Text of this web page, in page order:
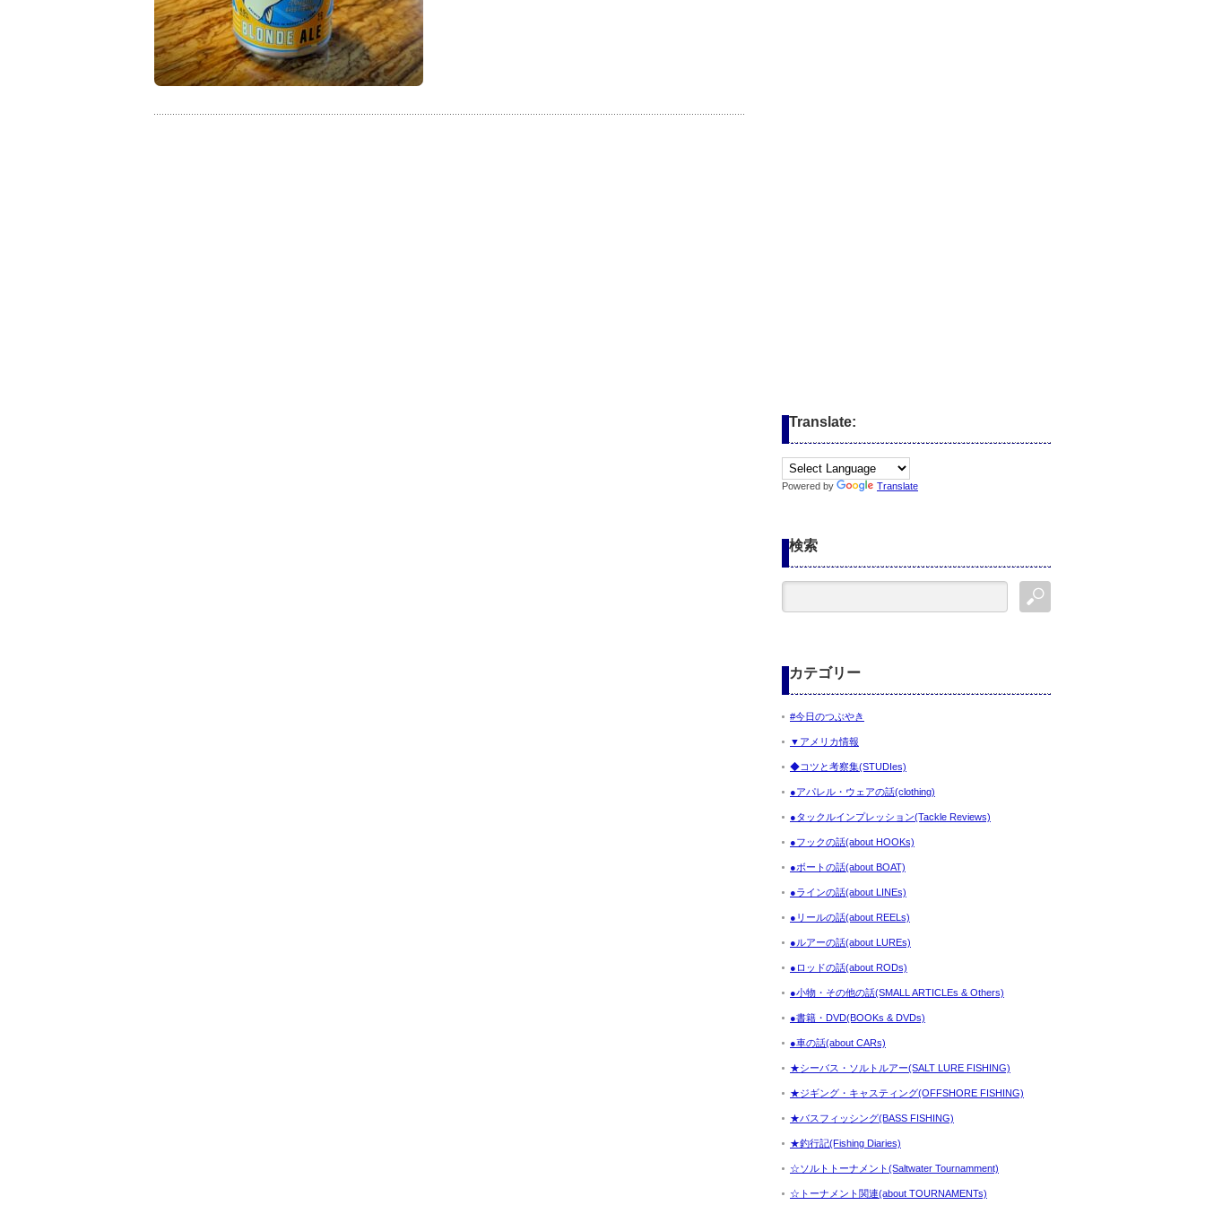
Translate:
Powered by Translate
検索
カテゴリー
#今日のつぶやき
▼アメリカ情報
◆コツと考察集(STUDIes)
●アパレル・ウェアの話(clothing)
●タックルインプレッション(Tackle Reviews)
●フックの話(about HOOKs)
●ボートの話(about BOAT)
●ラインの話(about LINEs)
●リールの話(about REELs)
●ルアーの話(about LUREs)
●ロッドの話(about RODs)
●小物・その他の話(SMALL ARTICLEs & Others)
●書籍・DVD(BOOKs & DVDs)
●車の話(about CARs)
★シーバス・ソルトルアー(SALT LURE FISHING)
★ジギング・キャスティング(OFFSHORE FISHING)
★バスフィッシング(BASS FISHING)
★釣行記(Fishing Diaries)
☆ソルトトーナメント(Saltwater Tournamment)
☆トーナメント関連(about TOURNAMENTs)